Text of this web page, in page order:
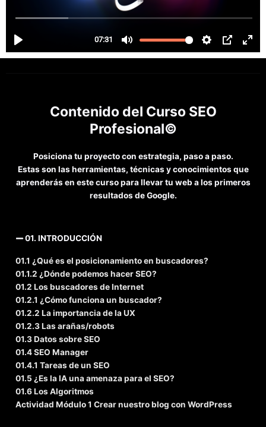
Contenido del Curso SEO
Profesional©
Posiciona tu proyecto con estrategia, paso a paso.
Estas son las herramientas, técnicas y conocimientos que
aprenderás en este curso para llevar tu web a los primeros
resultados de Google.
01. INTRODUCCIÓN
01.1 ¿Qué es el posicionamiento en buscadores?
01.1.2 ¿Dónde podemos hacer SEO?
01.2 Los buscadores de Internet
01.2.1 ¿Cómo funciona un buscador?
01.2.2 La importancia de la UX
01.2.3 Las arañas/robots
01.3 Datos sobre SEO
01.4 SEO Manager
01.4.1 Tareas de un SEO
01.5 ¿Es la IA una amenaza para el SEO?
01.6 Los Algoritmos
Actividad Módulo 1 Crear nuestro blog con WordPress